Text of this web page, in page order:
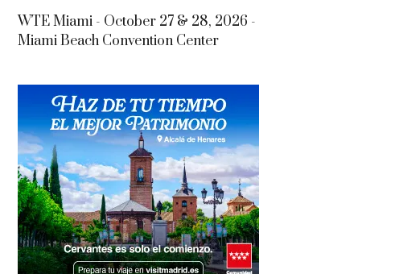
WTE Miami - October 27 & 28, 2026 -
Miami Beach Convention Center